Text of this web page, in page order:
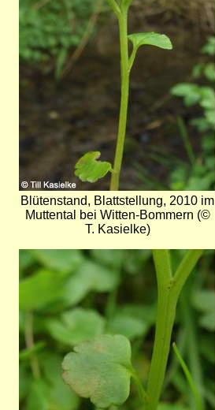
Blütenstand, Blattstellung, 2010 im
Muttental bei Witten-Bommern (©
T. Kasielke)
Bild